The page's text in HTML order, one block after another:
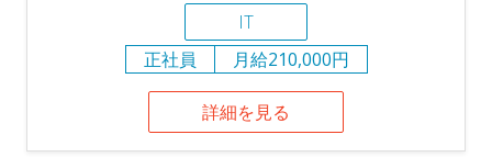
IT
正社員
月給210,000円
詳細を見る